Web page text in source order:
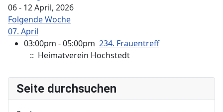
06 - 12 April, 2026
Folgende Woche
07. April
03:00pm - 05:00pm 234. Frauentreff
:: Heimatverein Hochstedt
Seite durchsuchen